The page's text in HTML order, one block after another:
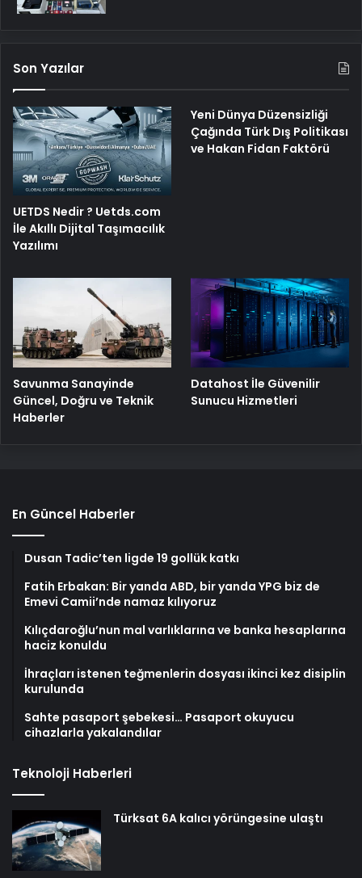
Son Yazılar
UETDS Nedir ? Uetds.com
İle Akıllı Dijital Taşımacılık
Yazılımı
Yeni Dünya Düzensizliği
Çağında Türk Dış Politikası
ve Hakan Fidan Faktörü
Savunma Sanayinde
Güncel, Doğru ve Teknik
Haberler
Datahost İle Güvenilir
Sunucu Hizmetleri
En Güncel Haberler
Dusan Tadic’ten ligde 19 gollük katkı
Fatih Erbakan: Bir yanda ABD, bir yanda YPG biz de
Emevi Camii’nde namaz kılıyoruz
Kılıçdaroğlu’nun mal varlıklarına ve banka hesaplarına
haciz konuldu
İhraçları istenen teğmenlerin dosyası ikinci kez disiplin
kurulunda
Sahte pasaport şebekesi… Pasaport okuyucu
cihazlarla yakalandılar
Teknoloji Haberleri
Türksat 6A kalıcı yörüngesine ulaştı